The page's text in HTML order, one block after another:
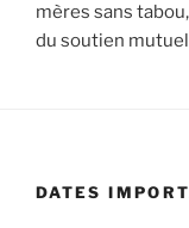
mères sans
du soutien
DATES